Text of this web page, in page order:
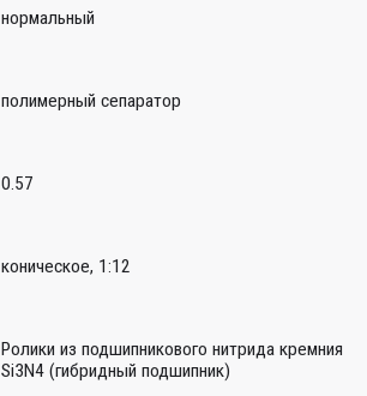
нормальный
полимерный сепаратор
0.57
коническое, 1:12
Ролики из подшипникового нитрида кремния
Si3N4 (гибридный подшипник)